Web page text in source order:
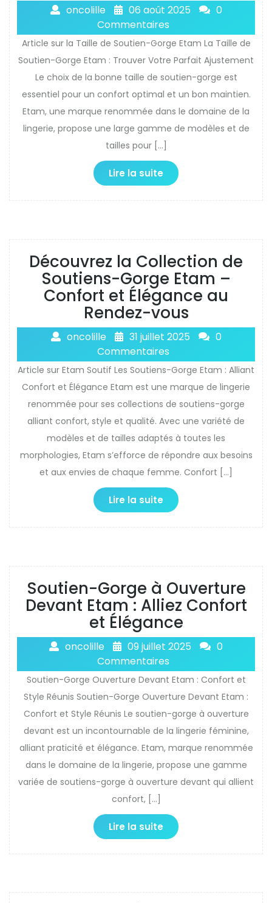
oncolille 06 août 2025
0
Commentaires
Article sur la Taille de Soutien-Gorge Etam La Taille de
Soutien-Gorge Etam : Trouver Votre Parfait Ajustement
Le choix de la bonne taille de soutien-gorge est
essentiel pour un confort optimal et un bon maintien.
Etam, une marque renommée dans le domaine de la
lingerie, propose une large gamme de modèles et de
tailles pour […]
Lire la suite
Découvrez la Collection de
Soutiens-Gorge Etam –
Confort et Élégance au
Rendez-vous
oncolille 31 juillet 2025
0
Commentaires
Article sur Etam Soutif Les Soutiens-Gorge Etam : Alliant
Confort et Élégance Etam est une marque de lingerie
renommée pour ses collections de soutiens-gorge
alliant confort, style et qualité. Avec une variété de
modèles et de tailles adaptés à toutes les
morphologies, Etam s’efforce de répondre aux besoins
et aux envies de chaque femme. Confort […]
Lire la suite
Soutien-Gorge à Ouverture
Devant Etam : Alliez Confort
et Élégance
oncolille 09 juillet 2025
0
Commentaires
Soutien-Gorge Ouverture Devant Etam : Confort et
Style Réunis Soutien-Gorge Ouverture Devant Etam :
Confort et Style Réunis Le soutien-gorge à ouverture
devant est un incontournable de la lingerie féminine,
alliant praticité et élégance. Etam, marque renommée
dans le domaine de la lingerie, propose une gamme
variée de soutiens-gorge à ouverture devant qui allient
confort, […]
Lire la suite